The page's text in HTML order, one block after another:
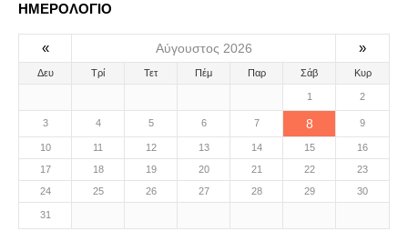
ΗΜΕΡΟΛΟΓΙΟ
« Αύγουστος 2026 »
Δευ Τρί Τετ Πέμ Παρ Σάβ Κυρ
1 2
3 4 5 6 7 8 9
10 11 12 13 14 15
16
17
18 19 20 21 22
23
24
25 26 27 28 29 30
31